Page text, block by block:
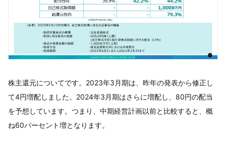
株主還元についてです。2023年3月期は、昨年の発表から修正し
て4円増配しました。2024年3月期はさらに増配し、80円の配当
を予想しています。つまり、中期経営計画以前と比較すると、概
ね60パーセント増となります。